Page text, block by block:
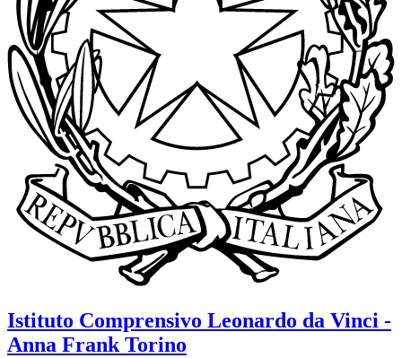
Istituto Comprensivo Leonardo da Vinci -
Anna Frank Torino